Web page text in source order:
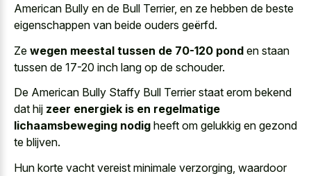
American Bully en de Bull Terrier, en ze hebben de beste
eigenschappen van beide ouders geërfd.
Ze wegen meestal tussen de 70-120 pond en staan
tussen de 17-20 inch lang op de schouder.
De American Bully Staffy Bull Terrier staat erom bekend
dat hij zeer energiek is en regelmatige
lichaamsbeweging nodig heeft om gelukkig en gezond
te blijven.
Hun korte vacht vereist minimale verzorging, waardoor